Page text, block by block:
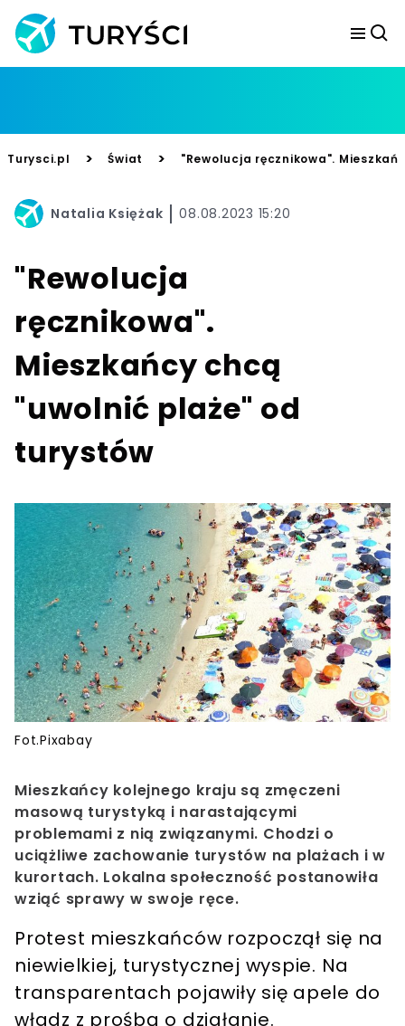
Turysci.pl > Świat > "Rewolucja ręcznikowa".
Natalia Księżak 08.08.2023 15:20
"Rewolucja
ręcznikowa".
Mieszkańcy chcą
"uwolnić plaże" od
turystów
Fot.Pixabay
Mieszkańcy kolejnego kraju są zmęczeni
masową turystyką i narastającymi
problemami z nią związanymi. Chodzi o
uciążliwe zachowanie turystów na plażach i w
kurortach. Lokalna społeczność postanowiła
wziąć sprawy w swoje ręce.
Protest mieszkańców rozpoczął się na
niewielkiej, turystycznej wyspie. Na
transparentach pojawiły się apele do
władz z prośbą o działanie.